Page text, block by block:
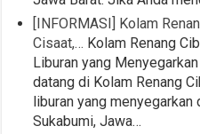
[INFORMASI] Kolam
Cisaat,… Kolam Renang
Liburan yang
datang di Kolam Renang
liburan yang
Sukabumi, Jawa…